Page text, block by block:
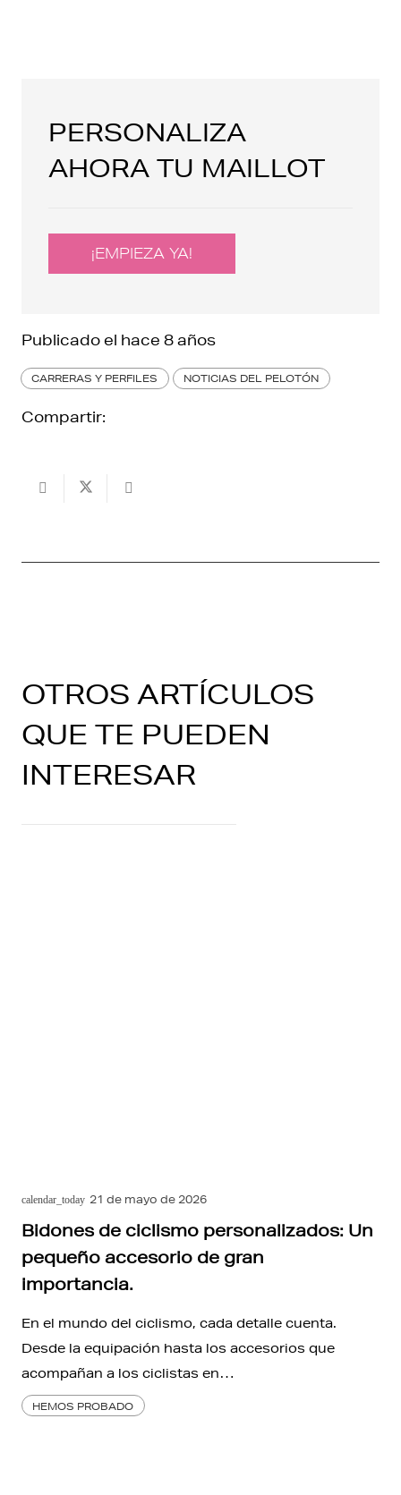
PERSONALIZA
AHORA TU MAILLOT
¡EMPIEZA YA!
Publicado el hace 8 años
CARRERAS Y PERFILES NOTICIAS DEL PELOTÓN
Compartir:
OTROS ARTÍCULOS
QUE TE PUEDEN
INTERESAR
calendar_today 21 de mayo de 2026
Bidones de ciclismo personalizados: Un
pequeño accesorio de gran
importancia.
En el mundo del ciclismo, cada detalle cuenta.
Desde la equipación hasta los accesorios que
acompañan a los ciclistas en…
HEMOS PROBADO